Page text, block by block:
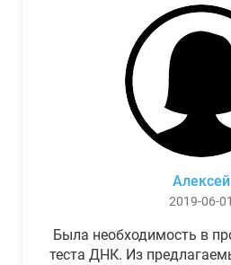
Алексей
2019-06-01
Была необходимость в
теста ДНК. Из